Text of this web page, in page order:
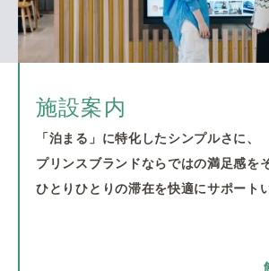
施設案内
「泊まる」に特化したシンプルさに、
プリンスブランドならではの満足感を
ひとりひとりの滞在を快適にサポート